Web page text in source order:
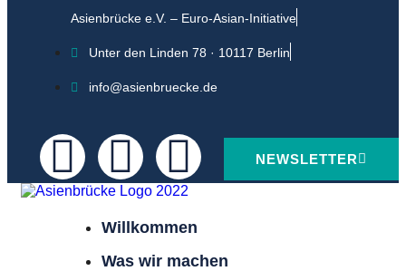
Asienbrücke e.V. – Euro-Asian-Initiative
Unter den Linden 78 · 10117 Berlin
info@asienbruecke.de
NEWSLETTER
Willkommen
Was wir machen